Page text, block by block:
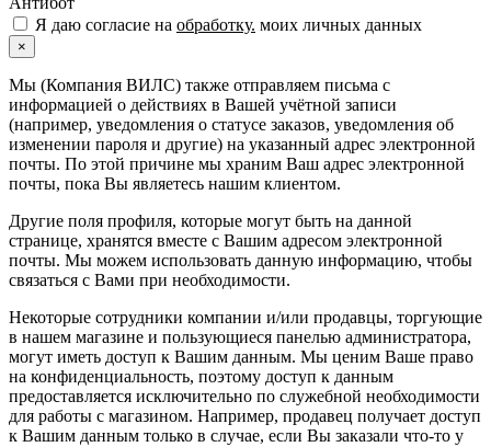
Я даю согласие на обработку. моих личных данных
×
Мы (Компания ВИЛС) также отправляем письма с
информацией о действиях в Вашей учётной записи
(например, уведомления о статусе заказов, уведомления об
изменении пароля и другие) на указанный адрес электронной
почты. По этой причине мы храним Ваш адрес электронной
почты, пока Вы являетесь нашим клиентом.
Другие поля профиля, которые могут быть на данной
странице, хранятся вместе с Вашим адресом электронной
почты. Мы можем использовать данную информацию, чтобы
связаться с Вами при необходимости.
Некоторые сотрудники компании и/или продавцы, торгующие
в нашем магазине и пользующиеся панелью администратора,
могут иметь доступ к Вашим данным. Мы ценим Ваше право
на конфиденциальность, поэтому доступ к данным
предоставляется исключительно по служебной необходимости
для работы с магазином. Например, продавец получает доступ
к Вашим данным только в случае, если Вы заказали что-то у